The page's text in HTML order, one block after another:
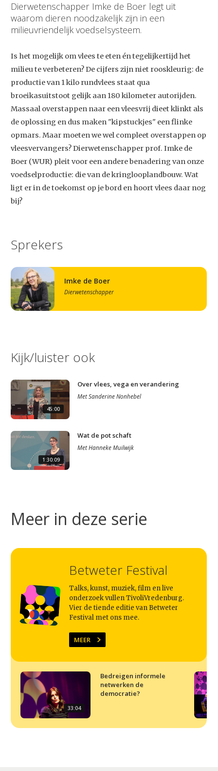
Home
Video
Podcast
Artikelen
Contact
Dierwetenschapper Imke de Boer legt uit
waarom dieren noodzakelijk zijn in een
milieuvriendelijk voedselsysteem.
Is het mogelijk om vlees te eten én tegelijkertijd het
milieu te verbeteren? De cijfers zijn niet rooskleurig: de
productie van 1 kilo rundvlees staat qua
broeikasuitstoot gelijk aan 180 kilometer autorijden.
Massaal overstappen naar een vleesvrij dieet klinkt als
de oplossing en dus maken "kipstuckjes" een flinke
opmars. Maar moeten we wel compleet overstappen op
vleesvervangers? Dierwetenschapper prof. Imke de
Boer (WUR) pleit voor een andere benadering van onze
voedselproductie: die van de kringlooplandbouw. Wat
ligt er in de toekomst op je bord en hoort vlees daar nog
bij?
Sprekers
Imke de Boer
Dierwetenschapper
Kijk/luister ook
45:00
Over vlees, vega en verandering
MetSanderine Nonhebel
1:30:09
Wat de pot schaft
MetHanneke Muilwijk
Meer in deze serie
Betweter Festival
Talks, kunst, muziek, film en live
onderzoek vullen TivoliVredenburg.
Vier de tiende editie van Betweter
Festival met ons mee.
MEER
33:04
Bedreigen informele
netwerken de
democratie?